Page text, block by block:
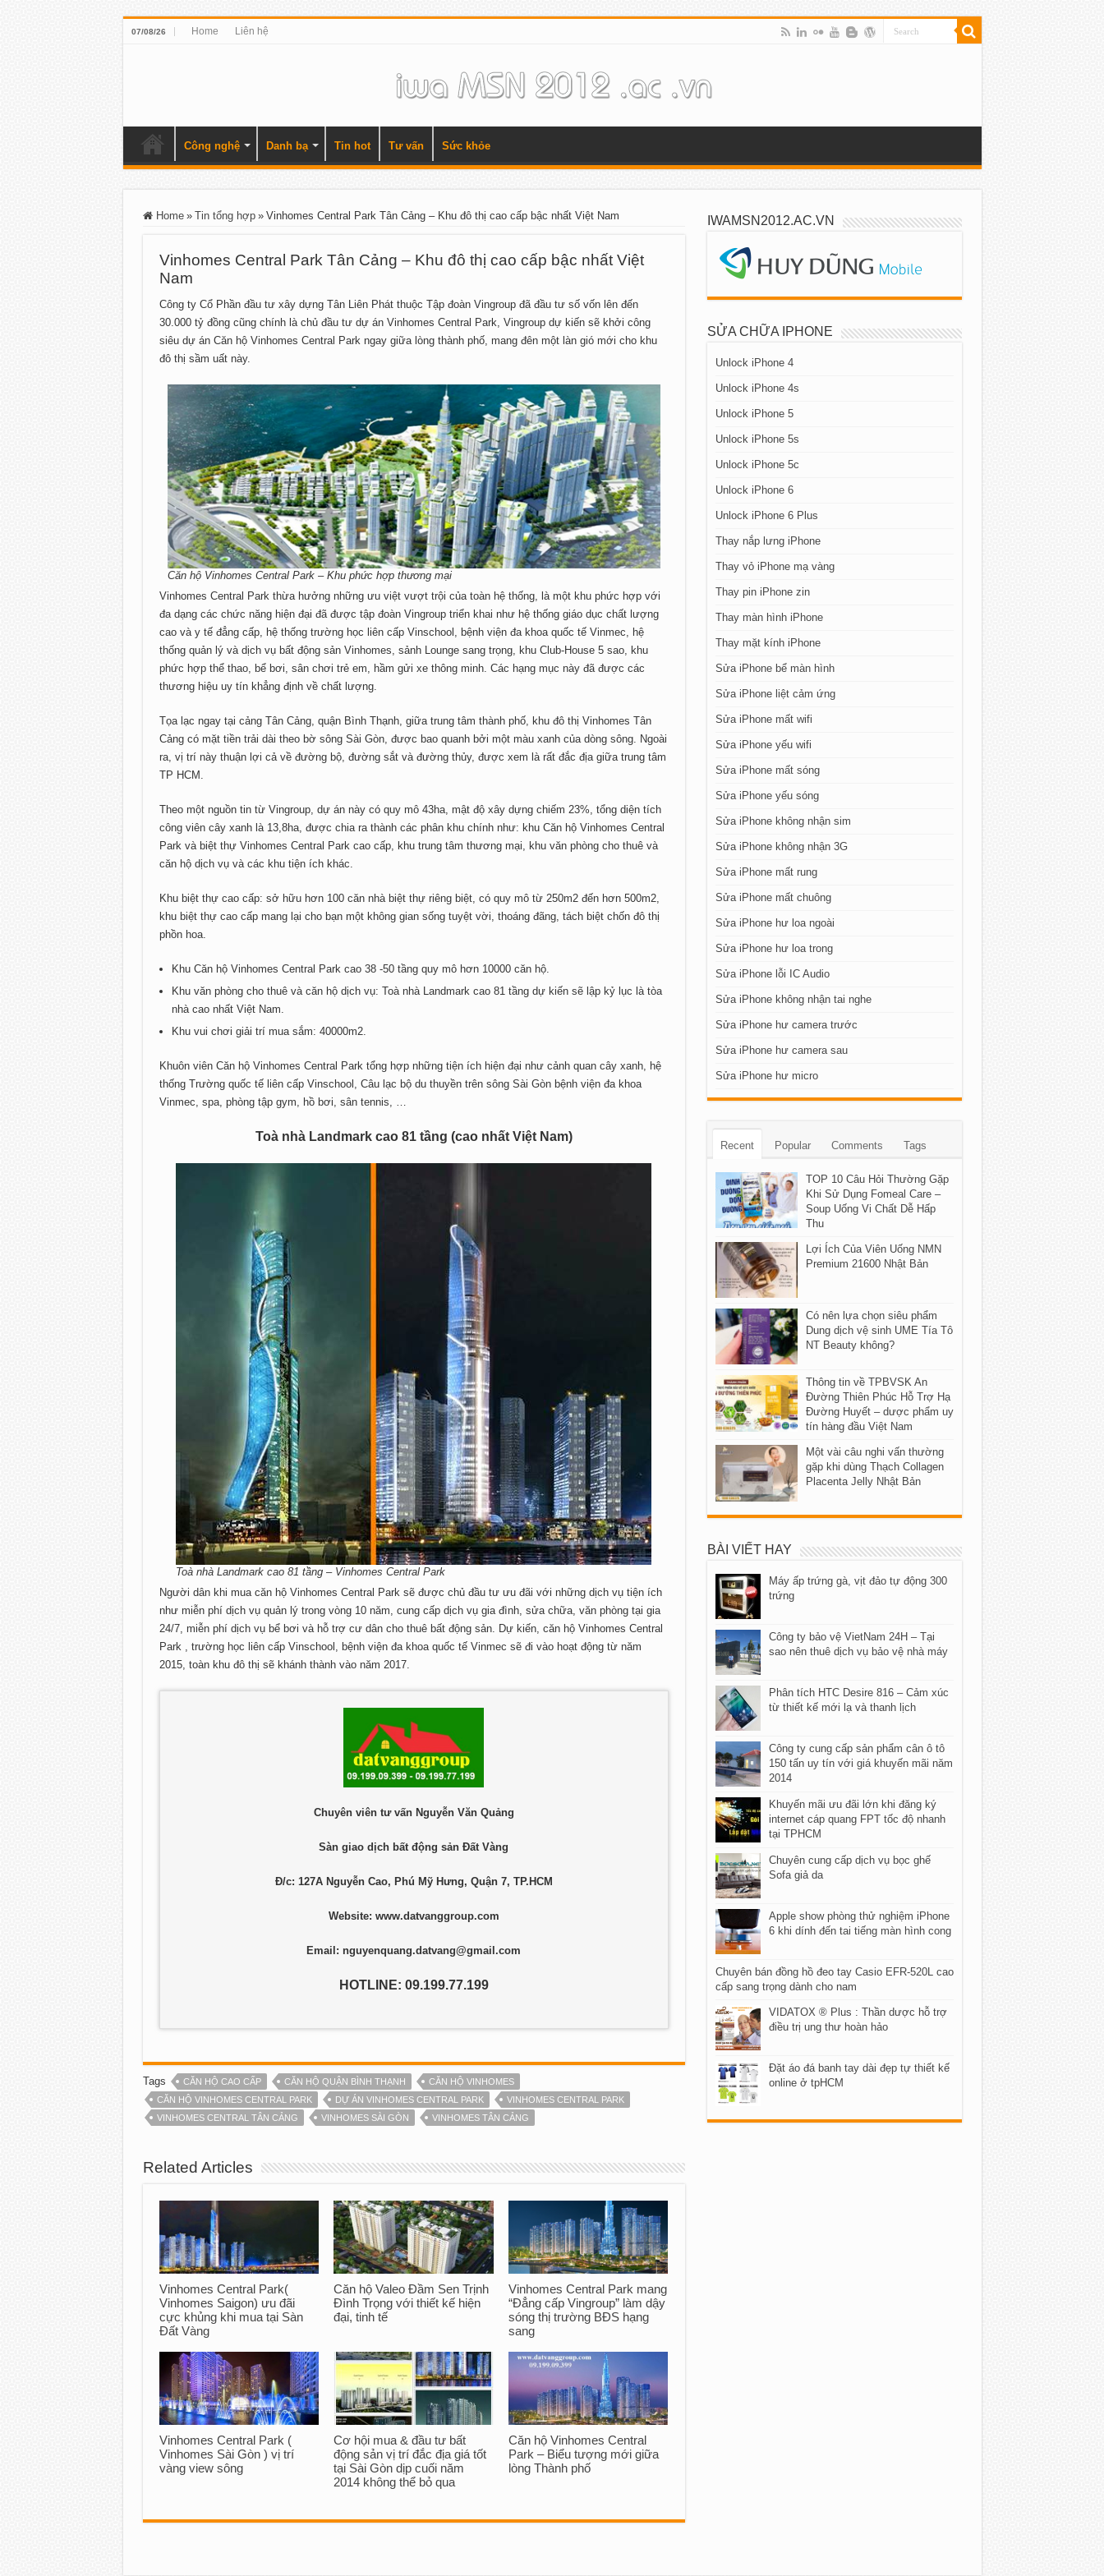
07/08/26 Home Liên hệ
Công nghệ Danh bạ Tin hot Tư vấn Sức khỏe
Home » Tin tổng hợp » Vinhomes Central Park Tân Cảng – Khu đô thị cao cấp bậc nhất Việt Nam
Vinhomes Central Park Tân Cảng – Khu đô thị cao cấp bậc nhất Việt
Nam
Công ty Cổ Phần đầu tư xây dựng Tân Liên Phát thuộc Tập đoàn Vingroup đã đầu tư số vốn lên đến
30.000 tỷ đồng cũng chính là chủ đầu tư dự án Vinhomes Central Park, Vingroup dự kiến sẽ khởi công
siêu dự án Căn hộ Vinhomes Central Park ngay giữa lòng thành phố, mang đên một làn gió mới cho khu
đô thị sầm uất này.
Căn hộ Vinhomes Central Park – Khu phức hợp thương mại
Vinhomes Central Park thừa hưởng những ưu việt vượt trội của toàn hệ thống, là một khu phức hợp với
đa dạng các chức năng hiện đại đã được tập đoàn Vingroup triển khai như hệ thống giáo dục chất lượng
cao và y tế đẳng cấp, hệ thống trường học liên cấp Vinschool, bệnh viện đa khoa quốc tế Vinmec, hệ
thống quản lý và dịch vụ bất động sản Vinhomes, sảnh Lounge sang trọng, khu Club-House 5 sao, khu
phức hợp thể thao, bể bơi, sân chơi trẻ em, hầm gửi xe thông minh. Các hạng mục này đã được các
thương hiệu uy tín khẳng định về chất lượng.
Tọa lạc ngay tại cảng Tân Cảng, quận Bình Thạnh, giữa trung tâm thành phố, khu đô thị Vinhomes Tân
Cảng có mặt tiền trải dài theo bờ sông Sài Gòn, được bao quanh bởi một màu xanh của dòng sông. Ngoài
ra, vị trí này thuận lợi cả về đường bộ, đường sắt và đường thủy, được xem là rất đắc địa giữa trung tâm
TP HCM.
Theo một nguồn tin từ Vingroup, dự án này có quy mô 43ha, mật độ xây dựng chiếm 23%, tổng diện tích
công viên cây xanh là 13,8ha, được chia ra thành các phân khu chính như: khu Căn hộ Vinhomes Central
Park và biệt thự Vinhomes Central Park cao cấp, khu trung tâm thương mại, khu văn phòng cho thuê và
căn hộ dịch vụ và các khu tiện ích khác.
Khu biệt thự cao cấp: sở hữu hơn 100 căn nhà biệt thự riêng biệt, có quy mô từ 250m2 đến hơn 500m2,
khu biệt thự cao cấp mang lại cho bạn một không gian sống tuyệt vời, thoáng đãng, tách biệt chốn đô thị
phồn hoa.
Khu Căn hộ Vinhomes Central Park cao 38 -50 tầng quy mô hơn 10000 căn hộ.
Khu văn phòng cho thuê và căn hộ dịch vụ: Toà nhà Landmark cao 81 tầng dự kiến sẽ lập kỷ lục là tòa
nhà cao nhất Việt Nam.
Khu vui chơi giải trí mua sắm: 40000m2.
Khuôn viên Căn hộ Vinhomes Central Park tổng hợp những tiện ích hiện đại như cảnh quan cây xanh, hệ
thống Trường quốc tế liên cấp Vinschool, Câu lạc bộ du thuyền trên sông Sài Gòn bệnh viện đa khoa
Vinmec, spa, phòng tập gym, hồ bơi, sân tennis, …
Toà nhà Landmark cao 81 tầng (cao nhất Việt Nam)
Toà nhà Landmark cao 81 tầng – Vinhomes Central Park
Người dân khi mua căn hộ Vinhomes Central Park sẽ được chủ đầu tư ưu đãi với những dịch vụ tiện ích
như miễn phí dịch vụ quản lý trong vòng 10 năm, cung cấp dịch vụ gia đình, sửa chữa, văn phòng tại gia
24/7, miễn phí dịch vụ bể bơi và hỗ trợ cư dân cho thuê bất động sản. Dự kiến, căn hộ Vinhomes Central
Park , trường học liên cấp Vinschool, bệnh viện đa khoa quốc tế Vinmec sẽ đi vào hoạt động từ năm
2015, toàn khu đô thị sẽ khánh thành vào năm 2017.
Chuyên viên tư vấn Nguyễn Văn Quảng
Sàn giao dịch bất động sản Đất Vàng
Đ/c: 127A Nguyễn Cao, Phú Mỹ Hưng, Quận 7, TP.HCM
Website: www.datvanggroup.com
Email: nguyenquang.datvang@gmail.com
HOTLINE: 09.199.77.199
Tags CĂN HỘ CAO CẤP CĂN HỘ QUẬN BÌNH THẠNH
CĂN HỘ VINHOMES
CĂN HỘ VINHOMES CENTRAL PARK
DỰ ÁN VINHOMES CENTRAL PARK
VINHOMES CENTRAL PARK
VINHOMES CENTRAL TÂN CẢNG
VINHOMES SÀI GÒN VINHOMES TÂN CẢNG
Related Articles
Vinhomes Central Park(
Vinhomes Saigon) ưu đãi
cực khủng khi mua tại Sàn
Đất Vàng
Căn hộ Valeo Đầm Sen Trịnh
Đình Trọng với thiết kế hiện
đại, tinh tế
Vinhomes Central Park mang
“Đẳng cấp Vingroup” làm dậy
sóng thị trường BĐS hạng
sang
Vinhomes Central Park (
Vinhomes Sài Gòn ) vị trí
vàng view sông
Cơ hội mua & đầu tư bất
động sản vị trí đắc địa giá tốt
tại Sài Gòn dịp cuối năm
2014 không thể bỏ qua
Căn hộ Vinhomes Central
Park – Biểu tượng mới giữa
lòng Thành phố
IWAMSN2012.AC.VN
SỬA CHỮA IPHONE
Unlock iPhone 4
Unlock iPhone 4s
Unlock iPhone 5
Unlock iPhone 5s
Unlock iPhone 5c
Unlock iPhone 6
Unlock iPhone 6 Plus
Thay nắp lưng iPhone
Thay vỏ iPhone mạ vàng
Thay pin iPhone zin
Thay màn hình iPhone
Thay mặt kính iPhone
Sửa iPhone bể màn hình
Sửa iPhone liệt cảm ứng
Sửa iPhone mất wifi
Sửa iPhone yếu wifi
Sửa iPhone mất sóng
Sửa iPhone yếu sóng
Sửa iPhone không nhận sim
Sửa iPhone không nhận 3G
Sửa iPhone mất rung
Sửa iPhone mất chuông
Sửa iPhone hư loa ngoài
Sửa iPhone hư loa trong
Sửa iPhone lỗi IC Audio
Sửa iPhone không nhận tai nghe
Sửa iPhone hư camera trước
Sửa iPhone hư camera sau
Sửa iPhone hư micro
Recent Popular Comments Tags
TOP 10 Câu Hỏi Thường Gặp
Khi Sử Dụng Fomeal Care –
Soup Uống Vi Chất Dễ Hấp
Thu
Lợi Ích Của Viên Uống NMN
Premium 21600 Nhật Bản
Có nên lựa chọn siêu phẩm
Dung dịch vệ sinh UME Tía Tô
NT Beauty không?
Thông tin về TPBVSK An
Đường Thiên Phúc Hỗ Trợ Hạ
Đường Huyết – dược phẩm uy
tín hàng đầu Việt Nam
Một vài câu nghi vấn thường
gặp khi dùng Thạch Collagen
Placenta Jelly Nhật Bản
BÀI VIẾT HAY
Máy ấp trứng gà, vịt đảo tự động 300
trứng
Công ty bảo vệ VietNam 24H – Tại
sao nên thuê dịch vụ bảo vệ nhà máy
Phân tích HTC Desire 816 – Cảm xúc
từ thiết kế mới lạ và thanh lịch
Công ty cung cấp sản phẩm cân ô tô
150 tấn uy tín với giá khuyến mãi năm
2014
Khuyến mãi ưu đãi lớn khi đăng ký
internet cáp quang FPT tốc độ nhanh
tại TPHCM
Chuyên cung cấp dịch vụ bọc ghế
Sofa giả da
Apple show phòng thử nghiệm iPhone
6 khi dính đến tai tiếng màn hình cong
Chuyên bán đồng hồ đeo tay Casio EFR-520L cao
cấp sang trọng dành cho nam
VIDATOX ® Plus : Thần dược hỗ trợ
điều trị ung thư hoàn hảo
Đặt áo đá banh tay dài đẹp tự thiết kế
online ở tpHCM